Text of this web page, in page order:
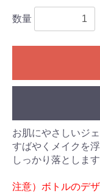
数量
お買い
お肌にやさしいジェ
すばやくメイクを
しっかり落とします
注意）ボトルのデ